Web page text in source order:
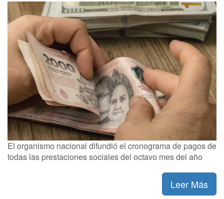
El organismo nacional difundió el cronograma de pagos de
todas las prestaciones sociales del octavo mes del año
Leer Más